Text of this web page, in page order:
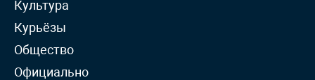
Культура
Курьёзы
Общество
Официально